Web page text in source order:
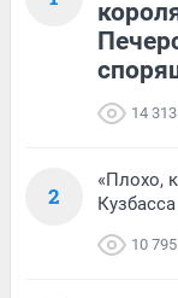
14 313
2
«Плохо,
10 795